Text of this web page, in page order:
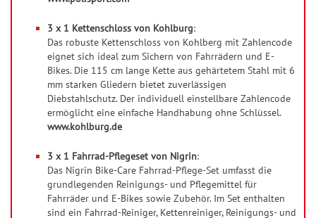
3 x 1 Kettenschloss von Kohlburg:
Das robuste Kettenschloss von Kohlberg mit Zahlencode
eignet sich ideal zum Sichern von Fahrrädern und E-
Bikes. Die 115 cm lange Kette aus gehärtetem Stahl mit 6
mm starken Gliedern bietet zuverlässigen
Diebstahlschutz. Der individuell einstellbare Zahlencode
ermöglicht eine einfache Handhabung ohne Schlüssel.
www.kohlburg.de
3 x 1 Fahrrad-Pflegeset von Nigrin:
Das Nigrin Bike-Care Fahrrad-Pflege-Set umfasst die
grundlegenden Reinigungs- und Pflegemittel für
Fahrräder und E-Bikes sowie Zubehör. Im Set enthalten
sind ein Fahrrad-Reiniger, Kettenreiniger, Reinigungs- und